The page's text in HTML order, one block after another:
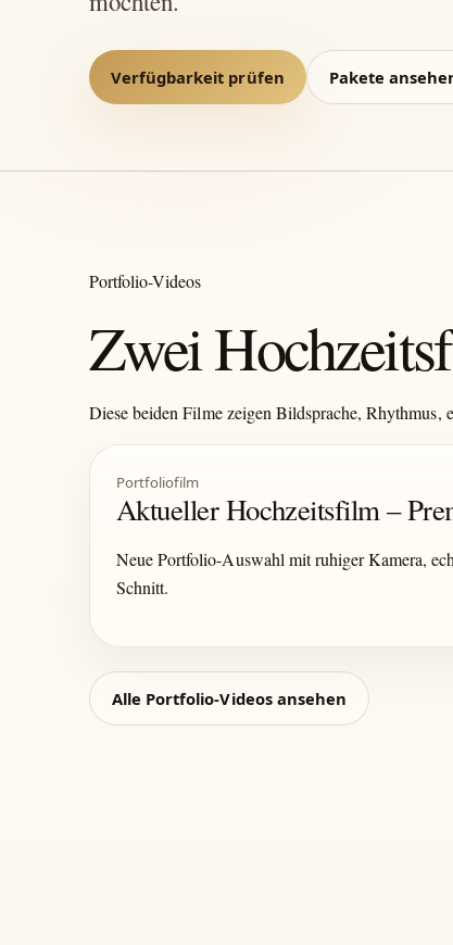
Verfügbarkeit prüfen Pakete
Portfolio-Videos
Zwei
Diese beiden Filme zeigen Bildsprache,
Portfoliofilm
Aktueller Hochzeitsfilm –
Neue Portfolio-Auswahl mit ruhiger Kamera,
Schnitt.
Alle Portfolio-Videos ansehen